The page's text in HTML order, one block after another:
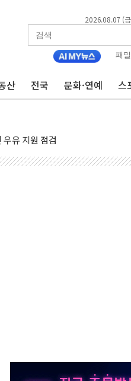
2026.08.07 (
패
산 전국 문화·연예 스
피로 누적 '건강 적신호'
도 못하는데 무슨 기축통화"
델 발탁
미 지배구조 다시 요동
·시코르…뷰티 유통 지각변동 본격
에 사활
초반대 등락"
前교정본부장 불구속 기소